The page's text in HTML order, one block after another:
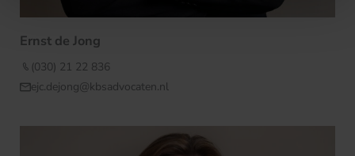
Ernst de Jong
(030) 21 22 836
ejc.dejong@kbsadvocaten.nl